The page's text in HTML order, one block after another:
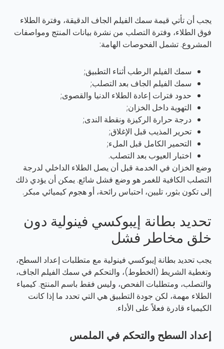
يجب أن تأتي قيمة سمك الفيلم الجاف الدقيقة، وفترة الطلاء
فوق الطلاء، وفترة التصلب من نشرة بيانات المنتج ومواصفات
المشروع. تشمل الفحوصات الهامة:
سمك الفيلم الرطب أثناء التطبيق;
سمك الفيلم الجاف بعد التصلب;
حدود فترات إعادة الطلاء الدنيا والقصوى;
التهوية داخل الخزان;
درجة حرارة الركيزة ونقطة الندى;
تحرير المذيب قبل الإغلاق;
التحمير الكامل قبل الملء;
اختبار العيوب بعد التصلب.
وضع الخزان في الخدمة قبل أن يصل الطلاء الداخلي لدرجة
التصلب الكافية للغمر هو وضع فشل شائع. يمكن أن يؤدي ذلك
إلى تكون بثور، تليين، احتباس رائحة، أو هجوم كيميائي مبكر.
تحديد بطانة إيبوكسي فينولية دون
خلق مخاطر فشل
يجب تحديد بطانة إيبوكسي فينولية مع متطلبات إعداد السطح،
وتغطية الشريط (الخطوط)، والتحكم في سمك الفيلم الجاف،
والتصلب، ومتطلبات الفحص، وليس فقط باسم المنتج. كيمياء
الطلاء مهمة، لكن جودة التطبيق هي التي تحدد ما إذا كانت
الكيمياء قادرة فعلاً على الأداء.
إعداد السطح والتحكم في الملمس